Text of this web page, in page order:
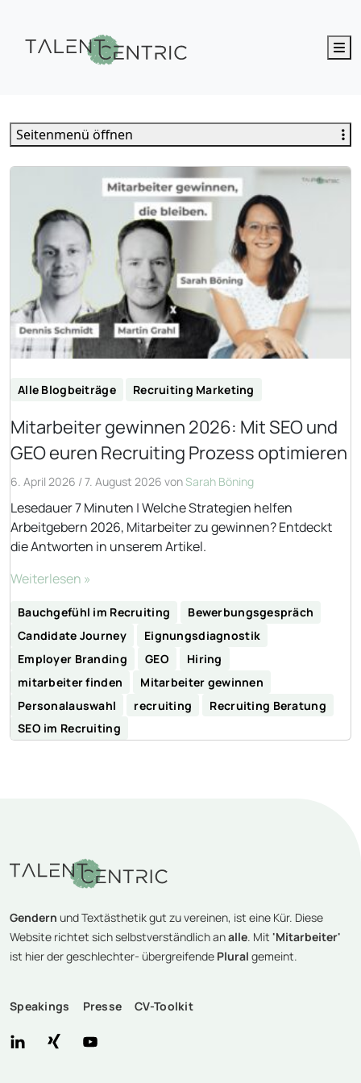
Alle Blogbeiträge Recruiting Marketing
Mitarbeiter gewinnen 2026: Mit SEO und
GEO euren Recruiting Prozess optimieren
6. April 2026 /7. August 2026 vonSarah Böning
Lesedauer 7 Minuten | Welche Strategien helfen
Arbeitgebern 2026, Mitarbeiter zu gewinnen? Entdeckt
die Antworten in unserem Artikel.
Weiterlesen »
Bauchgefühl im Recruiting
Bewerbungsgespräch
Candidate Journey
Eignungsdiagnostik
Employer Branding
GEO
Hiring
mitarbeiter finden
Mitarbeiter gewinnen
Personalauswahl
recruiting
Recruiting Beratung
SEO im Recruiting
Seitenmenü öffnen
Gendern und Textästhetik gut zu vereinen, ist eine Kür. Diese
Website richtet sich selbstverständlich analle. Mit 'Mitarbeiter'
ist hier der geschlechter- übergreifende Plural gemeint.
Speakings Presse CV-Toolkit